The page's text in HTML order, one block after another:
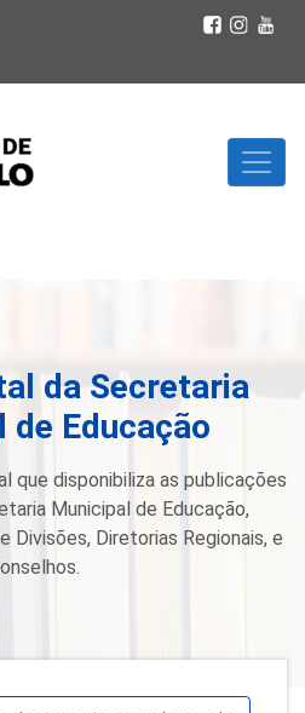
da Secretaria
de Educação
que disponibiliza as publicações
Municipal de Educação,
Divisões, Diretorias Regionais, e